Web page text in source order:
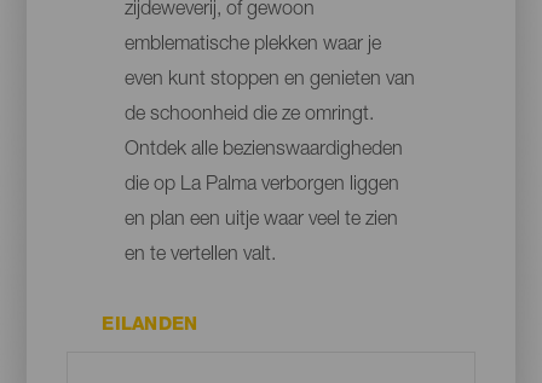
zijdeweverij, of gewoon
emblematische plekken waar je
even kunt stoppen en genieten van
de schoonheid die ze omringt.
Ontdek alle bezienswaardigheden
die op La Palma verborgen liggen
en plan een uitje waar veel te zien
en te vertellen valt.
EILANDEN